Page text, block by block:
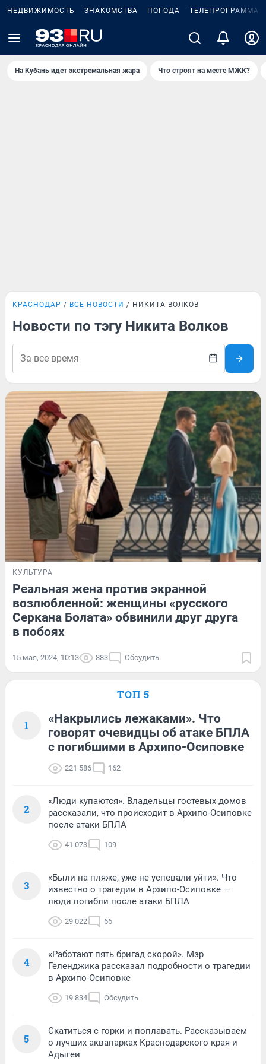
НЕДВИЖИМОСТЬ ЗНАКОМСТВА ПОГОДА ТЕЛЕПРОГРАММА
На Кубань идет экстремальная жара Что строят на месте МЖК?
КРАСНОДАР ВСЕ НОВОСТИ НИКИТА ВОЛКОВ
Новости по тэгу Никита Волков
КУЛЬТУРА
Реальная жена против экранной
возлюбленной: женщины «русского
Серкана Болата» обвинили друг друга
в побоях
15 мая, 2024, 10:13 883 Обсудить
ТОП 5
1
«Накрылись лежаками». Что
говорят очевидцы об атаке БПЛА
с погибшими в Архипо-Осиповке
221 586 162
2
«Люди купаются». Владельцы гостевых домов
рассказали, что происходит в Архипо-Осиповке
после атаки БПЛА
41 073 109
3
«Были на пляже, уже не успевали уйти». Что
известно о трагедии в Архипо-Осиповке —
люди погибли после атаки БПЛА
29 022 66
4
«Работают пять бригад скорой». Мэр
Геленджика рассказал подробности о трагедии
в Архипо-Осиповке
19 834 Обсудить
5
Скатиться с горки и поплавать. Рассказываем
о лучших аквапарках Краснодарского края и
Адыгеи